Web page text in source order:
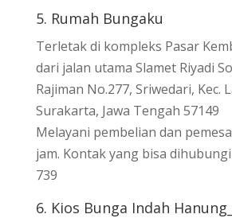
5. Rumah Bungaku
Terletak di kompleks Pasar
dari jalan utama Slamet Riyadi
Rajiman No.277, Sriwedari, Kec.
Surakarta, Jawa Tengah 57149
Melayani pembelian dan
jam. Kontak yang bisa
739
6. Kios Bunga Indah